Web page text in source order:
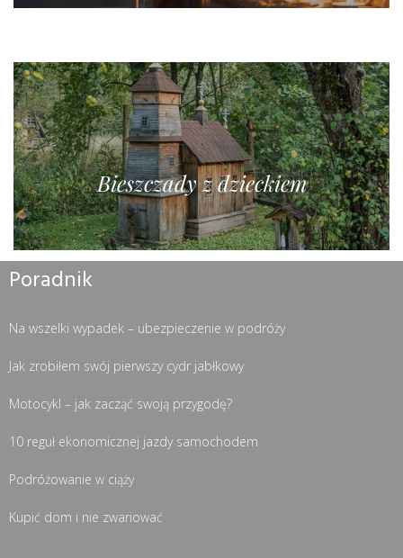
Bieszczady z dzieckiem
Poradnik
Na wszelki wypadek – ubezpieczenie w podróży
Jak zrobiłem swój pierwszy cydr jabłkowy
Motocykl – jak zacząć swoją przygodę?
10 reguł ekonomicznej jazdy samochodem
Podróżowanie w ciąży
Kupić dom i nie zwariować